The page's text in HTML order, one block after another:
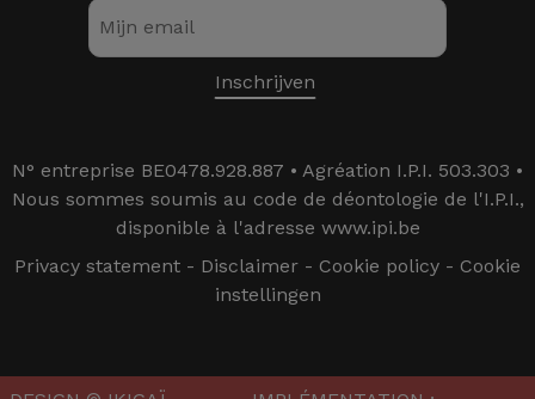
N° entreprise BE0478.928.887 • Agréation I.P.I. 503.303 •
Nous sommes soumis au code de déontologie de l'I.P.I.,
disponible à l'adresse www.ipi.be
Privacy statement - Disclaimer - Cookie policy - Cookie
instellingen